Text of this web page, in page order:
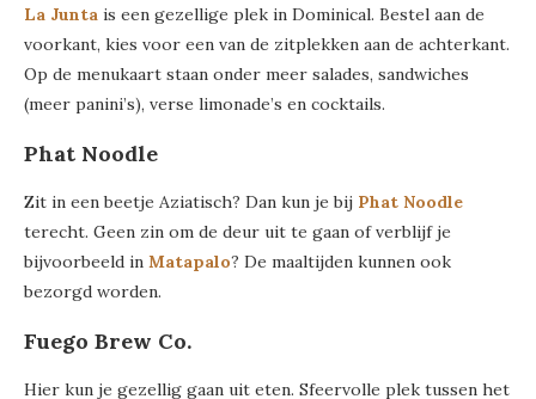
La Junta is een gezellige plek in Dominical. Bestel aan de
voorkant, kies voor een van de zitplekken aan de achterkant.
Op de menukaart staan onder meer salades, sandwiches
(meer panini’s), verse limonade’s en cocktails.
Phat Noodle
Zit in een beetje Aziatisch? Dan kun je bij Phat Noodle
terecht. Geen zin om de deur uit te gaan of verblijf je
bijvoorbeeld in Matapalo? De maaltijden kunnen ook
bezorgd worden.
Fuego Brew Co.
Hier kun je gezellig gaan uit eten. Sfeervolle plek tussen het